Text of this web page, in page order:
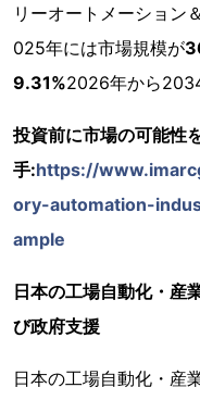
リーオートメーション
025年には市場規模が
9.31%2026年から
投資前に市場の可能性
手:https://
ory-automation-
ample
日本の工場自動化・産
び政府支援
日本の工場自動化・産